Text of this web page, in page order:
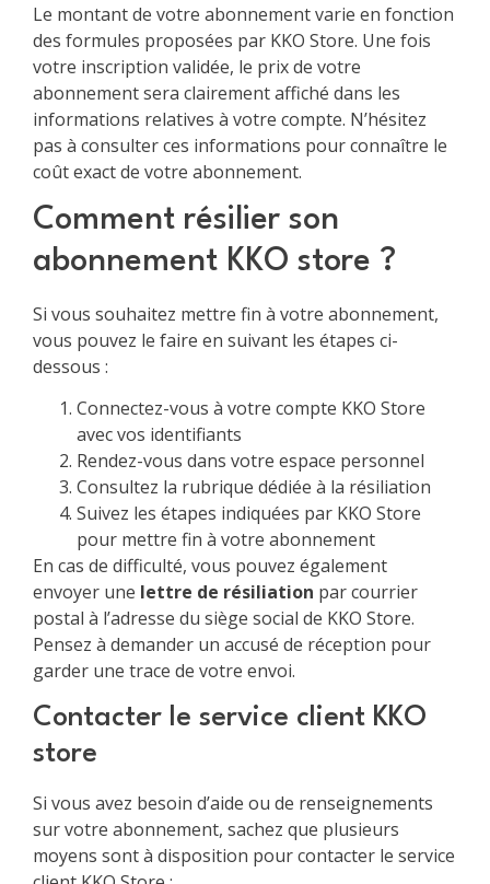
Le montant de votre abonnement varie en fonction
des formules proposées par KKO Store. Une fois
votre inscription validée, le prix de votre
abonnement sera clairement affiché dans les
informations relatives à votre compte. N’hésitez
pas à consulter ces informations pour connaître le
coût exact de votre abonnement.
Comment résilier son
abonnement KKO store ?
Si vous souhaitez mettre fin à votre abonnement,
vous pouvez le faire en suivant les étapes ci-
dessous :
Connectez-vous à votre compte KKO Store
avec vos identifiants
Rendez-vous dans votre espace personnel
Consultez la rubrique dédiée à la résiliation
Suivez les étapes indiquées par KKO Store
pour mettre fin à votre abonnement
En cas de difficulté, vous pouvez également
envoyer une lettre de résiliation par courrier
postal à l’adresse du siège social de KKO Store.
Pensez à demander un accusé de réception pour
garder une trace de votre envoi.
Contacter le service client KKO
store
Si vous avez besoin d’aide ou de renseignements
sur votre abonnement, sachez que plusieurs
moyens sont à disposition pour contacter le service